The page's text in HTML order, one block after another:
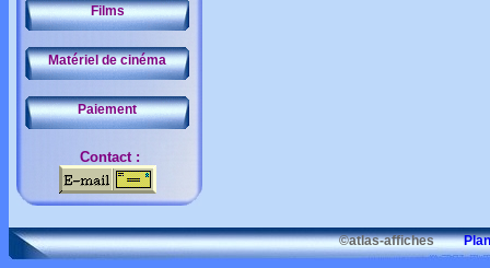
Films
Matériel de cinéma
Paiement
Contact :
©atlas-affiches Plan